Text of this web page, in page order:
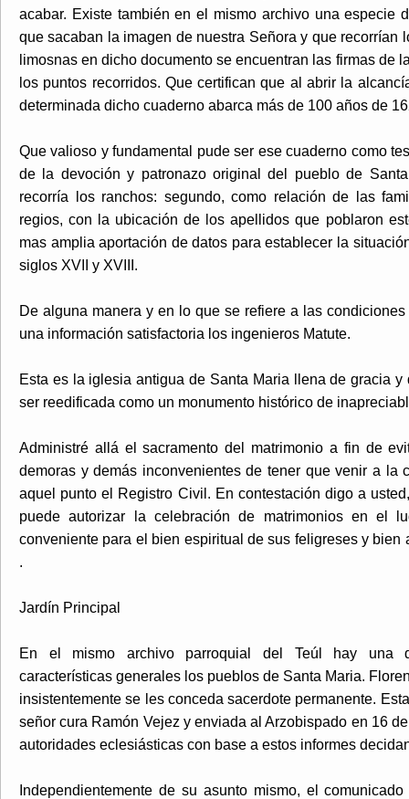
acabar. Existe también en el mismo archivo una especie
que sacaban la imagen de nuestra Señora y que recorrían
limosnas en dicho documento se encuentran las firmas de
los puntos recorridos. Que certifican que al abrir la
determinada dicho cuaderno abarca más de 100 años de
Que valioso y fundamental pude ser ese cuaderno como
de la devoción y patronazo original del pueblo de
recorría los ranchos: segundo, como relación de las
regios, con la ubicación de los apellidos que poblaron
mas amplia aportación de datos para establecer la
siglos XVII y XVIII.
De alguna manera y en lo que se refiere a las
una información satisfactoria los ingenieros Matute.
Esta es la iglesia antigua de Santa Maria llena de gracia
ser reedificada como un monumento histórico de
Administré allá el sacramento del matrimonio a fin de
demoras y demás inconvenientes de tener que venir a la
aquel punto el Registro Civil. En contestación digo a
puede autorizar la celebración de matrimonios en el
conveniente para el bien espiritual de sus feligreses y bien
.
Jardín Principal
En el mismo archivo parroquial del Teúl hay una
características generales los pueblos de Santa Maria.
insistentemente se les conceda sacerdote permanente.
señor cura Ramón Vejez y enviada al Arzobispado en 16
autoridades eclesiásticas con base a estos informes
Independientemente de su asunto mismo, el